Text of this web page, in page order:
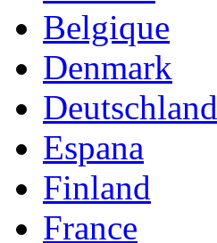
Belgique
Denmark
Deutschland
Espana
Finland
France